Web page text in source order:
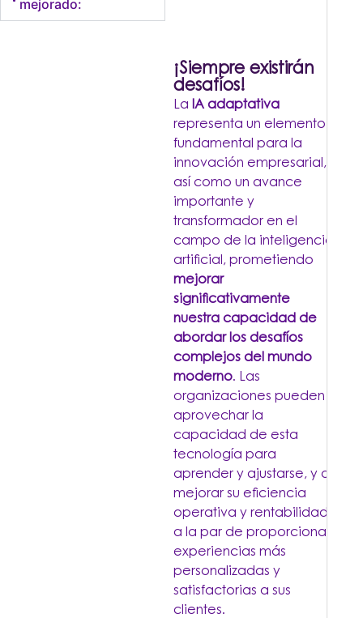
mejorado:
¡Siempre existirán
desafíos!
La IA adaptativa
representa un elemento
fundamental para la
innovación empresarial,
así como un avance
importante y
transformador en el
campo de la inteligencia
artificial, prometiendo
mejorar
significativamente
nuestra capacidad de
abordar los desafíos
complejos del mundo
moderno. Las
organizaciones pueden
aprovechar la
capacidad de esta
tecnología para
aprender y ajustarse, y así
mejorar su eficiencia
operativa y rentabilidad,
a la par de proporcionar
experiencias más
personalizadas y
satisfactorias a sus
clientes.